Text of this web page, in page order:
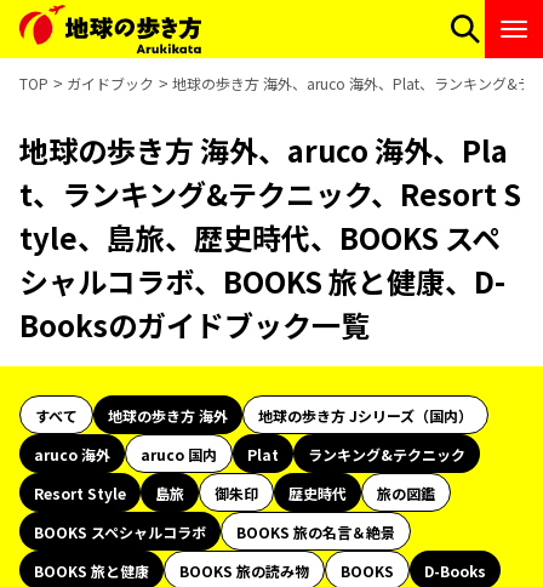
TOP ガイドブック 地球の歩き方 海外、aruco 海外、Plat、ランキング&テ
地球の歩き方 海外、aruco 海外、Pla
t、ランキング&テクニック、Resort S
tyle、島旅、歴史時代、BOOKS スペ
シャルコラボ、BOOKS 旅と健康、D-
Booksのガイドブック一覧
すべて 地球の歩き方 海外
地球の歩き方 Jシリーズ（国内）
aruco 海外
aruco 国内 Plat
ランキング&テクニック
Resort Style
島旅 御朱印 歴史時代
旅の図鑑
BOOKS スペシャルコラボ
BOOKS 旅の名言＆絶景
BOOKS 旅と健康
BOOKS 旅の読み物 BOOKS
D-Books